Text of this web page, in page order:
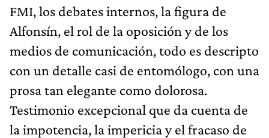
FMI, los debates internos, la figura de
Alfonsín, el rol de la oposición y de los
medios de comunicación, todo es descripto
con un detalle casi de entomólogo, con una
prosa tan elegante como dolorosa.
Testimonio excepcional que da cuenta de
la impotencia, la impericia y el fracaso de